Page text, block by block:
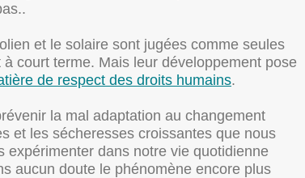
et le solaire sont jugées comme seules
court terme. Mais leur développement pose
de respect des droits humains.
la mal adaptation au changement
et les sécheresses croissantes que nous
expérimenter dans notre vie quotidienne
aucun doute le phénomène encore plus